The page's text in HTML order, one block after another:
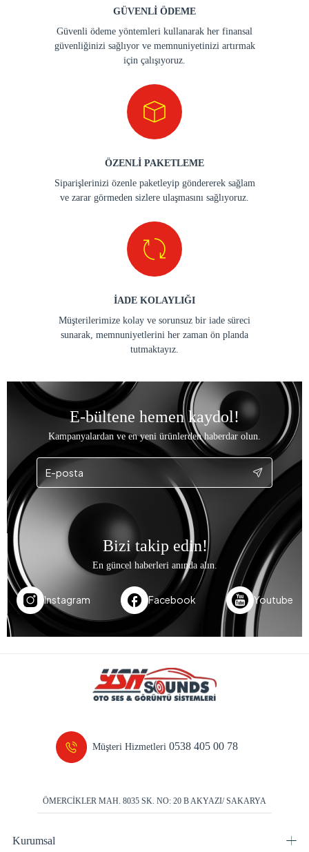
GÜVENLİ ÖDEME
Güvenli ödeme yöntemleri kullanarak her finansal
güvenliğinizi sağlıyor ve memnuniyetinizi artırmak
için çalışıyoruz.
ÖZENLİ PAKETLEME
Siparişlerinizi özenle paketleyip göndererek sağlam
ve zarar görmeden sizlere ulaşmasını sağlıyoruz.
İADE KOLAYLIĞI
Müşterilerimize kolay ve sorunsuz bir iade süreci
sunarak, memnuniyetlerini her zaman ön planda
tutmaktayız.
E-bültene hemen kaydol!
Kampanyalardan ve en yeni ürünlerden haberdar olun.
Bizi takip edin!
En güncel haberleri anında alın.
Instagram Facebook Youtube
Müşteri Hizmetleri0538 405 00 78
ÖMERCİKLER MAH. 8035 SK. NO: 20 B AKYAZI/ SAKARYA
Kurumsal